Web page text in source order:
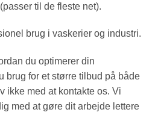
til de fleste net).
brug i vaskerier og industri.
du optimerer din
brug for et større tilbud på både
ikke med at kontakte os. Vi
med at gøre dit arbejde lettere